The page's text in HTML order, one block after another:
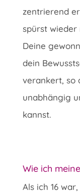
zentrierend
spürst wieder
Deine
dein
verankert, so
unabhängig
kannst.
Wie ich
Als ich 16